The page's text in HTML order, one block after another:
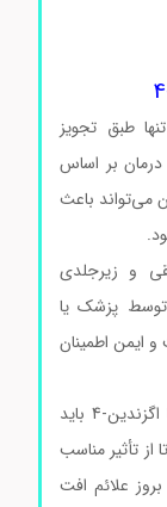
4 باید تنها طبق تجویز
بر اساس
باعث
تزریقی و زیرجلدی
پزشک یا
اطمینان
کنترل قند خون منظم: بیماران تحت درمان با اگزندین-4 باید
مناسب
علائم افت